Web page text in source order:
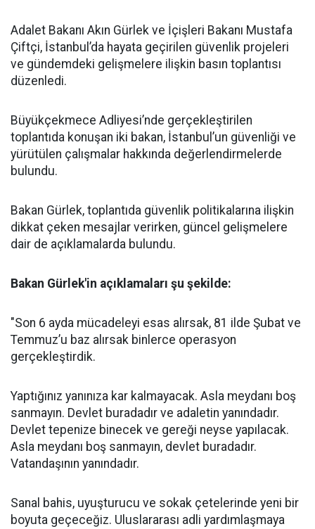
Adalet Bakanı Akın Gürlek ve İçişleri Bakanı Mustafa
Çiftçi, İstanbul’da hayata geçirilen güvenlik projeleri
ve gündemdeki gelişmelere ilişkin basın toplantısı
düzenledi.
Büyükçekmece Adliyesi’nde gerçekleştirilen
toplantıda konuşan iki bakan, İstanbul’un güvenliği ve
yürütülen çalışmalar hakkında değerlendirmelerde
bulundu.
Bakan Gürlek, toplantıda güvenlik politikalarına ilişkin
dikkat çeken mesajlar verirken, güncel gelişmelere
dair de açıklamalarda bulundu.
Bakan Gürlek'in açıklamaları şu şekilde:
"Son 6 ayda mücadeleyi esas alırsak, 81 ilde Şubat ve
Temmuz’u baz alırsak binlerce operasyon
gerçekleştirdik.
Yaptığınız yanınıza kar kalmayacak. Asla meydanı boş
sanmayın. Devlet buradadır ve adaletin yanındadır.
Devlet tepenize binecek ve gereği neyse yapılacak.
Asla meydanı boş sanmayın, devlet buradadır.
Vatandaşının yanındadır.
Sanal bahis, uyuşturucu ve sokak çetelerinde yeni bir
boyuta geçeceğiz. Uluslararası adli yardımlaşmaya